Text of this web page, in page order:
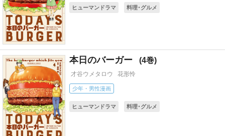
ヒューマンドラマ 料理･グルメ
本日のバーガー 4
才谷ウメタロウ 花形怜
少年・男性漫画
ヒューマンドラマ 料理･グルメ